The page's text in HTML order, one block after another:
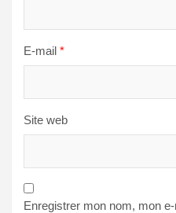
E-mail *
Site web
Enregistrer mon nom, mon